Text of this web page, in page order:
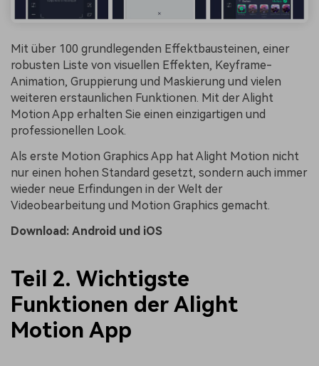
Mit über 100 grundlegenden Effektbausteinen, einer
robusten Liste von visuellen Effekten, Keyframe-
Animation, Gruppierung und Maskierung und vielen
weiteren erstaunlichen Funktionen. Mit der Alight
Motion App erhalten Sie einen einzigartigen und
professionellen Look.
Als erste Motion Graphics App hat Alight Motion nicht
nur einen hohen Standard gesetzt, sondern auch immer
wieder neue Erfindungen in der Welt der
Videobearbeitung und Motion Graphics gemacht.
Download: Android und iOS
Teil 2. Wichtigste
Funktionen der Alight
Motion App